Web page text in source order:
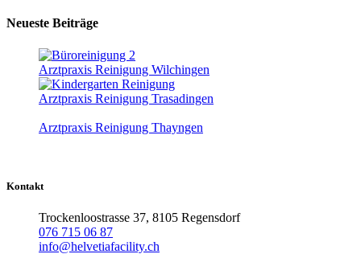
Neueste Beiträge
Arztpraxis Reinigung Wilchingen
Arztpraxis Reinigung Trasadingen
Arztpraxis Reinigung Thayngen
Kontakt
Trockenloostrasse 37, 8105 Regensdorf
076 715 06 87
info@helvetiafacility.ch